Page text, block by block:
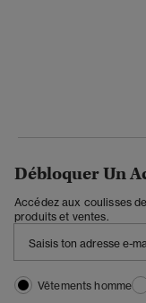
Débloquer Un
Accédez aux coulisses
produits et ventes.
Vêtements homme